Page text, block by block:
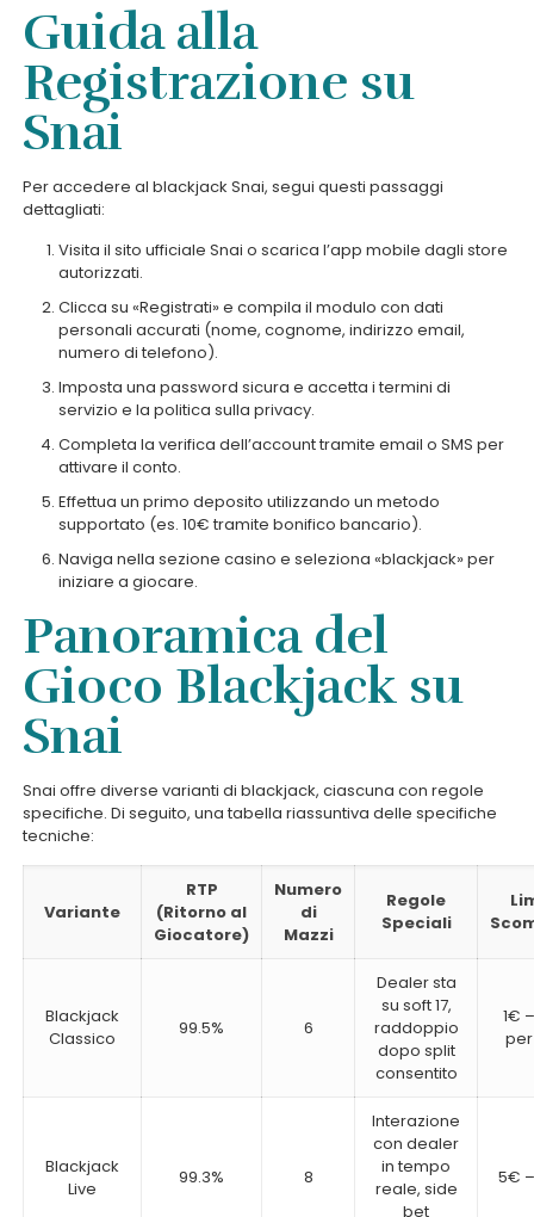
Guida alla
Registrazione su
Snai
Per accedere al blackjack Snai, segui questi passaggi
dettagliati:
Visita il sito ufficiale Snai o scarica l’app mobile dagli store
autorizzati.
Clicca su «Registrati» e compila il modulo con dati
personali accurati (nome, cognome, indirizzo email,
numero di telefono).
Imposta una password sicura e accetta i termini di
servizio e la politica sulla privacy.
Completa la verifica dell’account tramite email o SMS per
attivare il conto.
Effettua un primo deposito utilizzando un metodo
supportato (es. 10€ tramite bonifico bancario).
Naviga nella sezione casino e seleziona «blackjack» per
iniziare a giocare.
Panoramica del
Gioco Blackjack su
Snai
Snai offre diverse varianti di blackjack, ciascuna con regole
specifiche. Di seguito, una tabella riassuntiva delle specifiche
tecniche:
Variante
RTP
(Ritorno al
Giocatore)
Numero
di
Mazzi
Regole
Speciali
Blackjack
Classico
99.5% 6
Dealer sta
su soft 17,
raddoppio
dopo split
consentito
1€
Blackjack
Live
99.3% 8
Interazione
con dealer
in tempo
reale, side
bet
5€